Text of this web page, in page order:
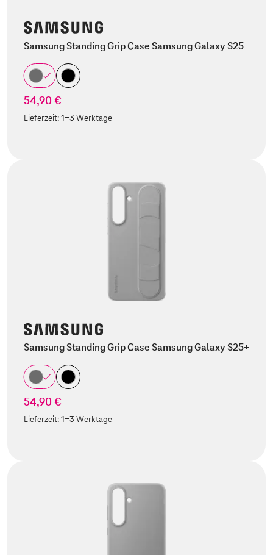
Samsung Standing Grip Case Samsung Galaxy S25
54,90 €
Lieferzeit:1-3 Werktage
Samsung Standing Grip Case Samsung Galaxy S25+
54,90 €
Lieferzeit:1-3 Werktage